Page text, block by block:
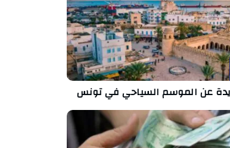
عن الموسم السياحي في تونس